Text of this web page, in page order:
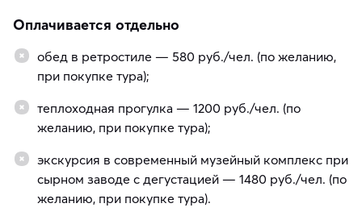
Оплачивается отдельно
обед в ретростиле — 580 руб./чел. (по желанию,
при покупке тура);
теплоходная прогулка — 1200 руб./чел. (по
желанию, при покупке тура);
экскурсия в современный музейный комплекс при
сырном заводе с дегустацией — 1480 руб./чел. (по
желанию, при покупке тура).